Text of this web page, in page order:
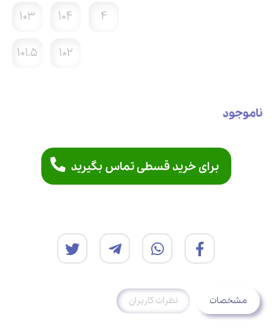
4
4*1
3*1
2*1
1.5*1
ناموجود
برای خرید قسطی تماس بگیرید
مشخصات نظرات کاربران